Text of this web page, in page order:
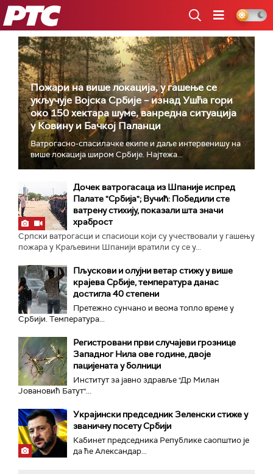
РТС
Пожари на више локација, у гашење се
укључује Војска Србије – изнад Ушћа гори
око 150 хектара шуме, ванредна ситуација
у Ковину и Бачкој Паланци
Ватрогасно-спасилачке екипе и даље интервенишу на
више локација широм Србије. Најтежа...
Дочек ватрогасаца из Шпаније испред
Палате "Србија"; Вучић: Победили сте
ватрену стихију, показали шта значи
храброст
Српски ватрогасци и спасиоци који су учествовали у гашењу
пожара у Краљевини Шпанији вратили су се у...
Пљускови и олујни ветар стижу у више
крајева Србије, температура данас
достигла 40 степени
Претежно сунчано и веома топло време у
Србији. Температура...
Регистровани први случајеви грознице
Западног Нила ове године, двоје
пацијената у болници
Институт за јавно здравље "Др Милан
Јовановић Батут"...
Украјински председник Зеленски стиже у
званичну посету Србији
Кабинет председника Републике саопштио је
да ће Александар...